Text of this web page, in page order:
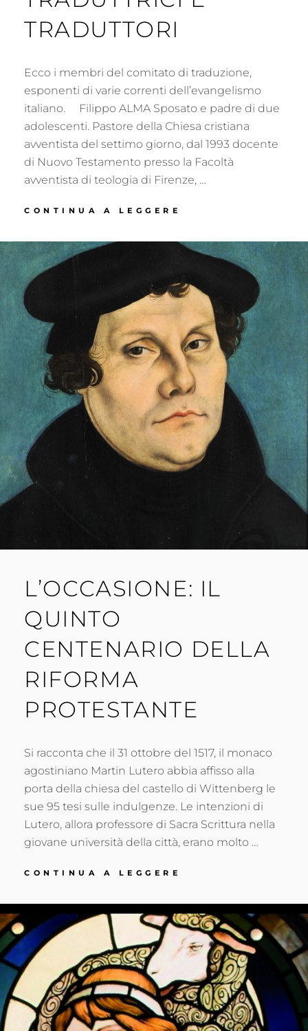
TRADUTTORI
Ecco i membri del comitato di traduzione,
esponenti di varie correnti dell’evangelismo
italiano. Filippo ALMA Sposato e padre di due
adolescenti. Pastore della Chiesa cristiana
avventista del settimo giorno, dal 1993 docente
di Nuovo Testamento presso la Facoltà
avventista di teologia di Firenze, …
CONTINUA A LEGGERE
–
TRADUTTRICI
E
TRADUTTORI
L’OCCASIONE: IL
QUINTO
CENTENARIO DELLA
RIFORMA
PROTESTANTE
Si racconta che il 31 ottobre del 1517, il monaco
agostiniano Martin Lutero abbia affisso alla
porta della chiesa del castello di Wittenberg le
sue 95 tesi sulle indulgenze. Le intenzioni di
Lutero, allora professore di Sacra Scrittura nella
giovane università della città, erano molto …
CONTINUA A LEGGERE
CENTENARIO
DELLA
RIFORMA
PROTESTANTE